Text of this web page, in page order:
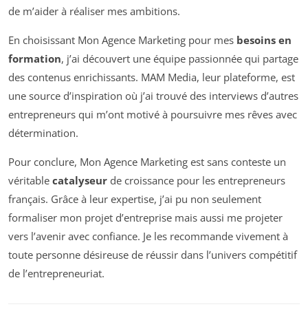
de m’aider à réaliser mes ambitions.
En choisissant Mon Agence Marketing pour mes besoins en
formation, j’ai découvert une équipe passionnée qui partage
des contenus enrichissants. MAM Media, leur plateforme, est
une source d’inspiration où j’ai trouvé des interviews d’autres
entrepreneurs qui m’ont motivé à poursuivre mes rêves avec
détermination.
Pour conclure, Mon Agence Marketing est sans conteste un
véritable catalyseur de croissance pour les entrepreneurs
français. Grâce à leur expertise, j’ai pu non seulement
formaliser mon projet d’entreprise mais aussi me projeter
vers l’avenir avec confiance. Je les recommande vivement à
toute personne désireuse de réussir dans l’univers compétitif
de l’entrepreneuriat.